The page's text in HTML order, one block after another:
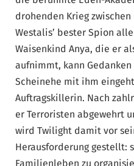
drohenden Krieg zwischen
Westalis’ bester Spion
Waisenkind Anya, die er
aufnimmt, kann
Scheinehe mit ihm
Auftragskillerin. Nach
er Terroristen abgewehrt
wird Twilight damit vor
Herausforderung gestellt:
Familienleben zu